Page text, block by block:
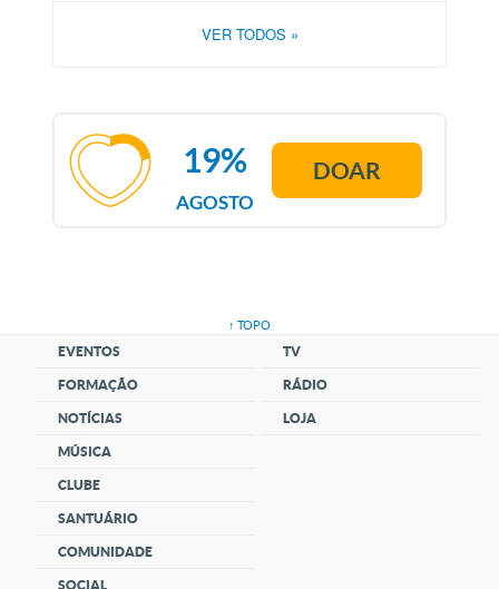
VER TODOS »
AGOSTO
19% DOAR
↑ TOPO
EVENTOS
FORMAÇÃO
NOTÍCIAS
MÚSICA
CLUBE
SANTUÁRIO
COMUNIDADE
SOCIAL
TV
RÁDIO
LOJA